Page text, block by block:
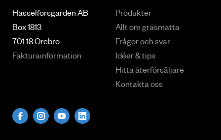
Hasselforsgarden AB
Box 1813
701 18 Örebro
Fakturainformation
Produkter
Allt om gräsmatta
Frågor och svar
Idéer & tips
Hitta återförsäljare
Kontakta oss